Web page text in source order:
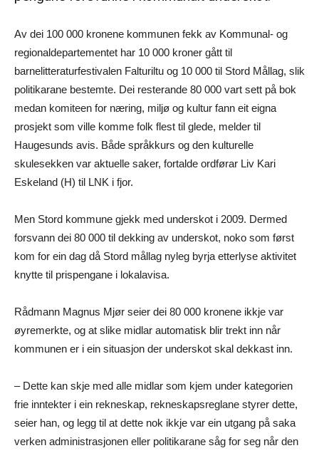
Av dei 100 000 kronene kommunen fekk av Kommunal- og
regionaldepartementet har 10 000 kroner gått til
barnelitteraturfestivalen Falturiltu og 10 000 til Stord Mållag, slik
politikarane bestemte. Dei resterande 80 000 vart sett på bok
medan komiteen for næring, miljø og kultur fann eit eigna
prosjekt som ville komme folk flest til glede, melder til
Haugesunds avis. Både språkkurs og den kulturelle
skulesekken var aktuelle saker, fortalde ordførar Liv Kari
Eskeland (H) til LNK i fjor.
Men Stord kommune gjekk med underskot i 2009. Dermed
forsvann dei 80 000 til dekking av underskot, noko som først
kom for ein dag då Stord mållag nyleg byrja etterlyse aktivitet
knytte til prispengane i lokalavisa.
Rådmann Magnus Mjør seier dei 80 000 kronene ikkje var
øyremerkte, og at slike midlar automatisk blir trekt inn når
kommunen er i ein situasjon der underskot skal dekkast inn.
– Dette kan skje med alle midlar som kjem under kategorien
frie inntekter i ein rekneskap, rekneskapsreglane styrer dette,
seier han, og legg til at dette nok ikkje var ein utgang på saka
verken administrasjonen eller politikarane såg for seg når den